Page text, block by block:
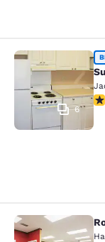
Suburban
6
Rodeway